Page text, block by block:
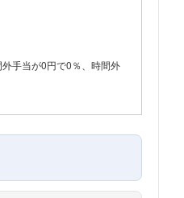
手当が0円で0％、時間外